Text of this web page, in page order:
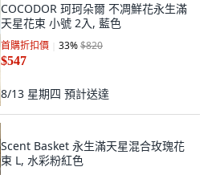
COCODOR 珂珂朵爾 不凋鮮花永生滿
天星花束 小號 2入, 藍色
首購折扣價 33%$820
$547
8/13 星期四 預計送達
Scent Basket 永生滿天星混合玫瑰花
束 L, 水彩粉紅色